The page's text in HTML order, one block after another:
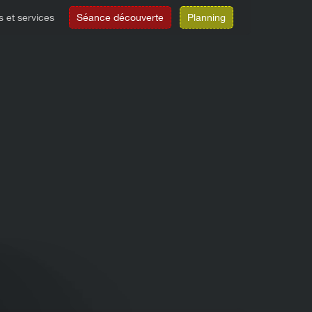
et services Séance découverte Planning